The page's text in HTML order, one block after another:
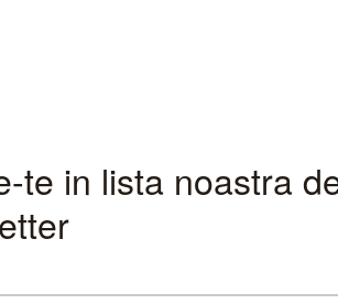
de analiza
tinta pentru actiunile
Discounted Cash Flows (DCF).
din data de 02.07.2014